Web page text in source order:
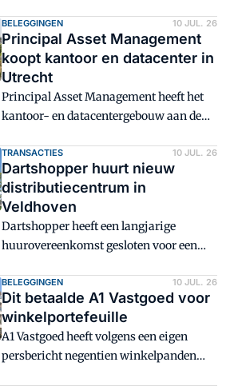
Hertogenbosch langjarig verlengd.
BELEGGINGEN 10 JUL. 26
Principal Asset Management
koopt kantoor en datacenter in
Utrecht
Principal Asset Management heeft het
kantoor- en datacentergebouw aan de
verworven.
TRANSACTIES 10 JUL. 26
Dartshopper huurt nieuw
distributiecentrum in
Veldhoven
Dartshopper heeft een langjarige
huurovereenkomst gesloten voor een
hoofdkantoor op bedrijventerrein
Habraken in Veldhoven.
BELEGGINGEN 10 JUL. 26
Dit betaalde A1 Vastgoed voor
winkelportefeuille
A1 Vastgoed heeft volgens een eigen
persbericht negentien winkelpanden